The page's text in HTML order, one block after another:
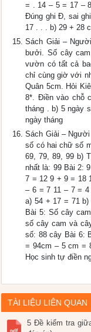
= . 14 – 5 = 17 –
Đúng ghi Đ, sai
17 . . . b) 29 + 28
Sách Giải –
bưởi. Số cây
vườn có tất cả
chỉ cùng giờ với
Quân 5cm. Hỏi
8*. Điền vào chỗ
tháng . b) 5 ngày
ngày tháng
Sách Giải –
số có hai chữ số
69, 79, 89, 99 b)
nhất là: 99 Bài 2:
7 = 12 9 + 9 = 18
– 6 = 7 11 – 7 =
a) 54 + 17 = 71
Bài 5: Số cây
số cây cam và
số: 88 cây Bài 6:
= 94cm – 5 cm =
Học sinh tự điền
TÀI LIỆU LIÊN QUAN
5 Đề kiểm tra